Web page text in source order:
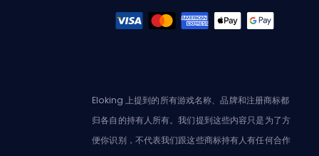
Eloking 上提到的所有游戏名称、品牌和注册商标都
归各自的持有人所有。我们提到这些内容只是为了方
便你识别，不代表我们跟这些商标持有人有任何合作